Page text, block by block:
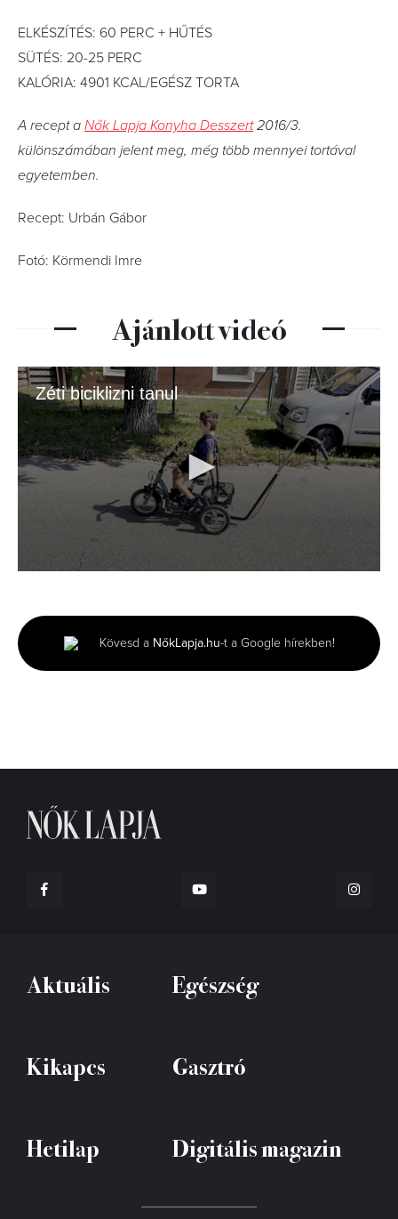
ELKÉSZÍTÉS: 60 PERC + HŰTÉS
SÜTÉS: 20-25 PERC
KALÓRIA: 4901 KCAL/EGÉSZ TORTA
A recept a Nők Lapja Konyha Desszert2016/3.
különszámában jelent meg, még több mennyei tortával
egyetemben.
Recept: Urbán Gábor
Fotó: Körmendi Imre
Ajánlott videó
Zéti biciklizni tanul
seconds
Kövesd a NőkLapja.hu-t a Google hírekben!
Aktuális Egészség
Kikapcs Gasztró
Hetilap Digitális magazin